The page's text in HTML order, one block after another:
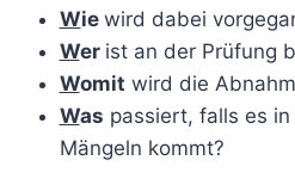
Wie wird dabei
Wer ist an der Prüfung
Womit wird die
Was passiert, falls es
Mängeln kommt?